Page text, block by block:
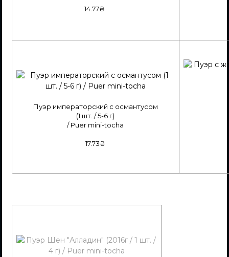
14.77₴
Пуэр императорский с османтусом
(1 шт. / 5-6 г)
/ Puer mini-tocha
17.73₴